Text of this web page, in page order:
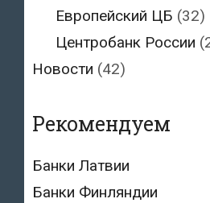
Европейский ЦБ (32)
Центробанк России
Новости (42)
Рекомендуем
Банки Латвии
Банки Финляндии